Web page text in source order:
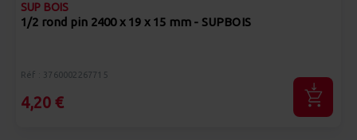
SUP BOIS
1/2 rond pin 2400 x 19 x 15 mm - SUPBOIS
Réf : 3760002267715
4,20 €